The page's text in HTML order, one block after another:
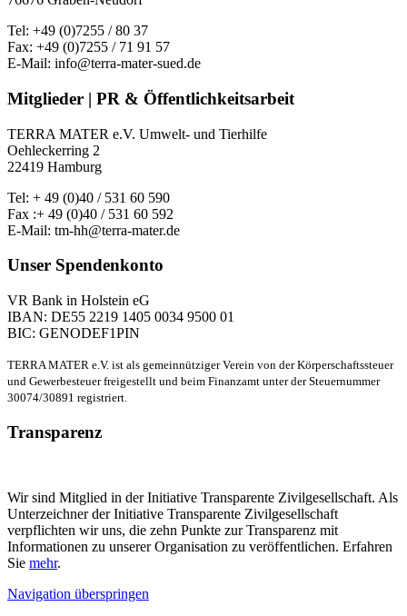
Tel: +49 (0)7255 / 80 37
Fax: +49 (0)7255 / 71 91 57
E-Mail: info@terra-mater-sued.de
Mitglieder | PR & Öffentlichkeitsarbeit
TERRA MATER e.V. Umwelt- und Tierhilfe
Oehleckerring 2
22419 Hamburg
Tel: + 49 (0)40 / 531 60 590
Fax :+ 49 (0)40 / 531 60 592
E-Mail: tm-hh@terra-mater.de
Unser Spendenkonto
VR Bank in Holstein eG
IBAN: DE55 2219 1405 0034 9500 01
BIC: GENODEF1PIN
TERRA MATER e.V. ist als gemeinnütziger Verein von der Körperschaftssteuer
und Gewerbesteuer freigestellt und beim Finanzamt unter der Steuernummer
30074/30891 registriert.
Transparenz
Wir sind Mitglied in der Initiative Transparente Zivilgesellschaft. Als
Unterzeichner der Initiative Transparente Zivilgesellschaft
verpflichten wir uns, die zehn Punkte zur Transparenz mit
Informationen zu unserer Organisation zu veröffentlichen. Erfahren
Sie mehr.
Navigation überspringen